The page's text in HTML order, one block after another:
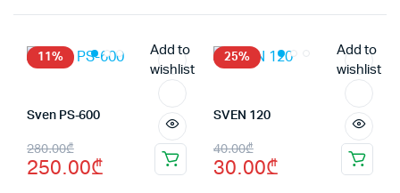
11%
Add to
wishlist
Sven PS-600
280.00₾
Первоначальная
цена
250.00₾
Текущая
цена:
25%
Add to
wishlist
SVEN 120
40.00₾
Первоначальная
цена
30.00₾
Текущая
цена: